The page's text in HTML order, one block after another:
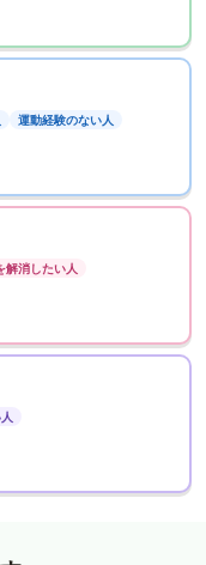
運動経験のない人
解消したい人